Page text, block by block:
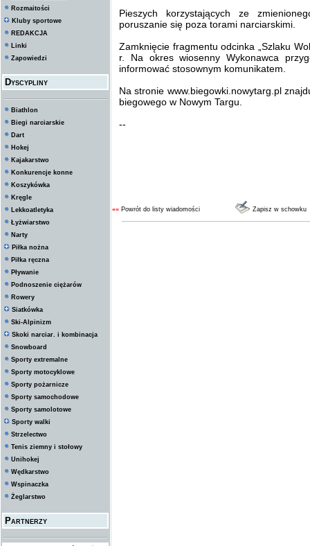
Rozmaitości
Kluby sportowe
REDAKCJA
Linki
Zapowiedzi
Dyscypliny
Biathlon
Biegi narciarskie
Dart
Hokej
Kajakarstwo
Konkurencje konne
Koszykówka
Kręgle
Lekkoatletyka
Łyżwiarstwo
Narty
Piłka nożna
Piłka ręczna
Pływanie
Podnoszenie ciężarów
Rowery
Siatkówka
Ski-Alpinizm
Skoki narciar. i kombinacja
Snowboard
Sporty extremalne
Sporty motocyklowe
Sporty pożarnicze
Sporty samochodowe
Sporty samolotowe
Sporty walki
Strzelectwo
Tenis ziemny i stołowy
Unihokej
Wędkarstwo
Wspinaczka
Żeglarstwo
Partnerzy
Pieszych korzystających ze
poruszanie się poza torami narciarskimi.
Zamknięcie fragmentu odcinka „Szlaku
r. Na okres wiosenny Wykonawca
informować stosownym komunikatem.
Na stronie www.biegowki.nowytarg.pl
biegowego w Nowym Targu.
--
«« Powrót do listy wiadomości Zapisz w schowku